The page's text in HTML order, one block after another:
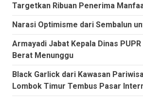
Targetkan Ribuan Penerima
Narasi Optimisme dari Sembalun
Armayadi Jabat Kepala Dinas PUPR
Berat Menunggu
Black Garlick dari Kawasan
Lombok Timur Tembus Pasar